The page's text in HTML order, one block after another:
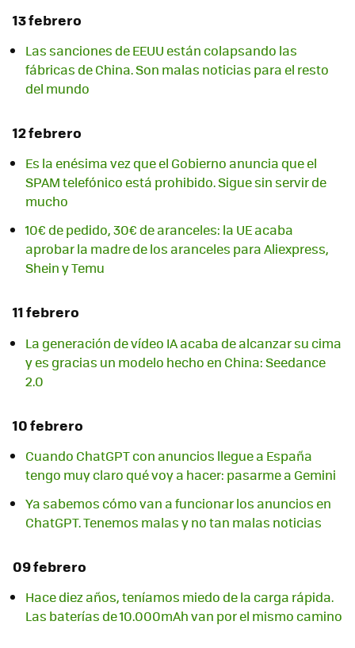
13 febrero
Las sanciones de EEUU están colapsando las
fábricas de China. Son malas noticias para el resto
del mundo
12 febrero
Es la enésima vez que el Gobierno anuncia que el
SPAM telefónico está prohibido. Sigue sin servir de
mucho
10€ de pedido, 30€ de aranceles: la UE acaba
aprobar la madre de los aranceles para Aliexpress,
Shein y Temu
11 febrero
La generación de vídeo IA acaba de alcanzar su cima
y es gracias un modelo hecho en China: Seedance
2.0
10 febrero
Cuando ChatGPT con anuncios llegue a España
tengo muy claro qué voy a hacer: pasarme a Gemini
Ya sabemos cómo van a funcionar los anuncios en
ChatGPT. Tenemos malas y no tan malas noticias
09 febrero
Hace diez años, teníamos miedo de la carga rápida.
Las baterías de 10.000mAh van por el mismo camino